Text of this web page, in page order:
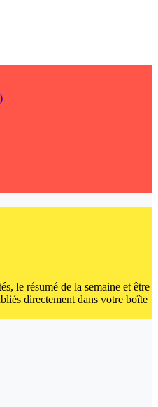
le résumé de la semaine et être
directement dans votre boîte